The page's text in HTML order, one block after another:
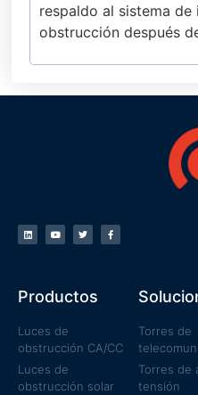
respaldo al sistema de
obstrucción después
Productos
Luces de
obstrucción CA/CC
Luces de
obstrucción solar
Torres de
Torres de
tensión